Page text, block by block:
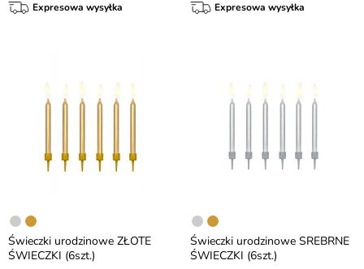
Expresowa wysyłka Expresowa wysyłka
Świeczki urodzinowe ZŁOTE
ŚWIECZKI (6szt.)
Świeczki urodzinowe SREBRNE
ŚWIECZKI (6szt.)